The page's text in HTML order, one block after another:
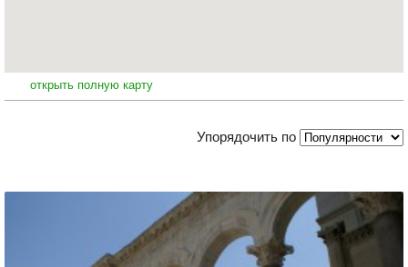
открыть полную карту
Упорядочить по